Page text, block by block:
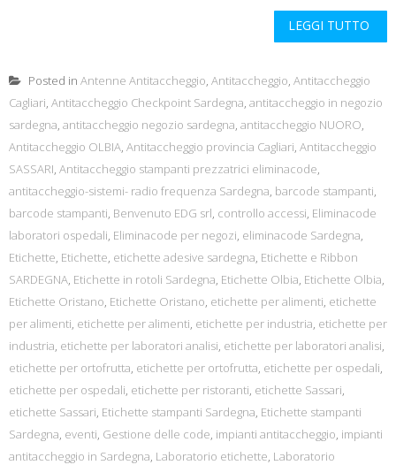
LEGGI TUTTO
Posted in Antenne Antitaccheggio, Antitaccheggio, Antitaccheggio
Cagliari, Antitaccheggio Checkpoint Sardegna, antitaccheggio in negozio
sardegna, antitaccheggio negozio sardegna, antitaccheggio NUORO,
Antitaccheggio OLBIA, Antitaccheggio provincia Cagliari, Antitaccheggio
SASSARI, Antitaccheggio stampanti prezzatrici eliminacode,
antitaccheggio-sistemi- radio frequenza Sardegna, barcode stampanti,
barcode stampanti, Benvenuto EDG srl, controllo accessi, Eliminacode
laboratori ospedali, Eliminacode per negozi, eliminacode Sardegna,
Etichette, Etichette, etichette adesive sardegna, Etichette e Ribbon
SARDEGNA, Etichette in rotoli Sardegna, Etichette Olbia, Etichette Olbia,
Etichette Oristano, Etichette Oristano, etichette per alimenti, etichette
per alimenti, etichette per alimenti, etichette per industria, etichette per
industria, etichette per laboratori analisi, etichette per laboratori analisi,
etichette per ortofrutta, etichette per ortofrutta, etichette per ospedali,
etichette per ospedali, etichette per ristoranti, etichette Sassari,
etichette Sassari, Etichette stampanti Sardegna, Etichette stampanti
Sardegna, eventi, Gestione delle code, impianti antitaccheggio, impianti
antitaccheggio in Sardegna, Laboratorio etichette, Laboratorio